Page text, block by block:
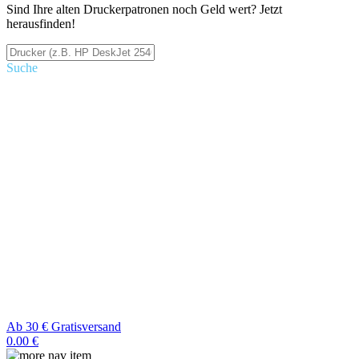
Sind Ihre alten Druckerpatronen noch Geld wert? Jetzt
herausfinden!
Suche
Ab 30 € Gratisversand
0.00 €